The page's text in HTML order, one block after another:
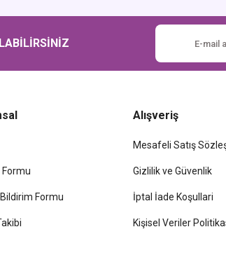
Formu
Alışveriş
Mesafeli Satış
Gizlilik ve Güvenlik
İptal İade Koşullari
Kişisel Veriler